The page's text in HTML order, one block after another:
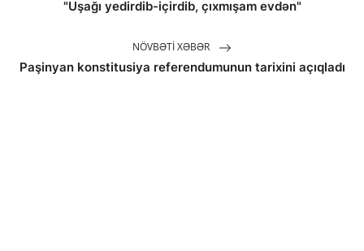
"Uşağı yedirdib-içirdib, çıxmışam evdən"
NÖVBƏTI XƏBƏR
Paşinyan konstitusiya referendumunun tarixini açıqladı